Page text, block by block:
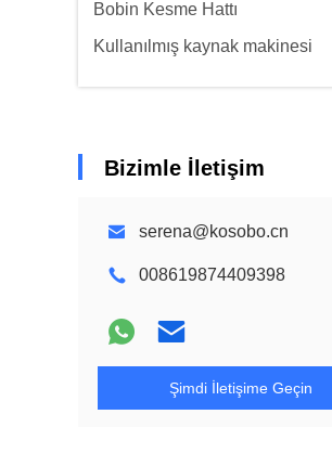
Bobin Kesme Hattı
Kullanılmış kaynak makinesi
Bizimle İletişim
serena@kosobo.cn
008619874409398
Şimdi İletişime Geçin